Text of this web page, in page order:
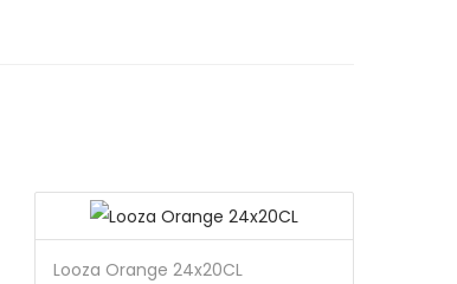
Looza Orange 24x20CL